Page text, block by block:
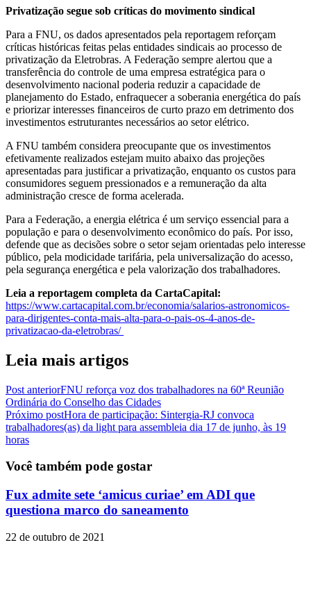
Privatização segue sob críticas do movimento sindical
Para a FNU, os dados apresentados pela reportagem reforçam
críticas históricas feitas pelas entidades sindicais ao processo de
privatização da Eletrobras. A Federação sempre alertou que a
transferência do controle de uma empresa estratégica para o
desenvolvimento nacional poderia reduzir a capacidade de
planejamento do Estado, enfraquecer a soberania energética do país
e priorizar interesses financeiros de curto prazo em detrimento dos
investimentos estruturantes necessários ao setor elétrico.
A FNU também considera preocupante que os investimentos
efetivamente realizados estejam muito abaixo das projeções
apresentadas para justificar a privatização, enquanto os custos para
consumidores seguem pressionados e a remuneração da alta
administração cresce de forma acelerada.
Para a Federação, a energia elétrica é um serviço essencial para a
população e para o desenvolvimento econômico do país. Por isso,
defende que as decisões sobre o setor sejam orientadas pelo interesse
público, pela modicidade tarifária, pela universalização do acesso,
pela segurança energética e pela valorização dos trabalhadores.
Leia a reportagem completa da CartaCapital:
https://www.cartacapital.com.br/economia/salarios-astronomicos-
para-dirigentes-conta-mais-alta-para-o-pais-os-4-anos-de-
privatizacao-da-eletrobras/
Leia mais artigos
Post anteriorFNU reforça voz dos trabalhadores na 60ª Reunião
Ordinária do Conselho das Cidades
Próximo postHora de participação: Sintergia-RJ convoca
trabalhadores(as) da light para assembleia dia 17 de junho, às 19
horas
Você também pode gostar
Fux admite sete ‘amicus curiae’ em ADI que
questiona marco do saneamento
22 de outubro de 2021